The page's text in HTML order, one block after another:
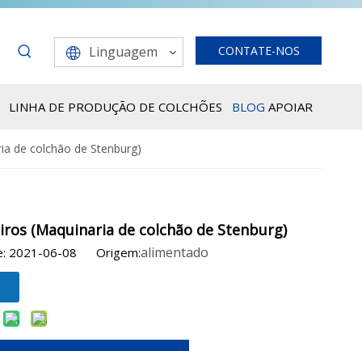
Linguagem CONTATE-NOS
LINHA DE PRODUÇÃO DE COLCHÕES BLOG APOIAR
de colchão de Stenburg)
(Maquinaria de colchão de Stenburg)
2021-06-08 Origem:alimentado